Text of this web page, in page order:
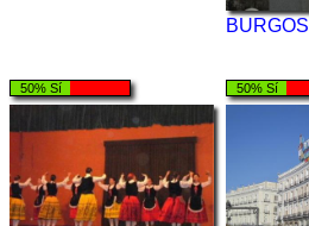
BURGOS
50% Sí 50% Sí